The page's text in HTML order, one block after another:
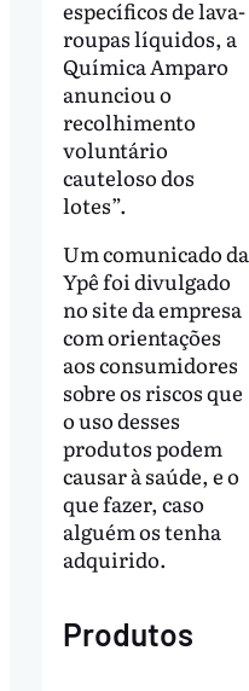
específicos de lava-
roupas líquidos, a
Química Amparo
anunciou o
recolhimento
voluntário
cauteloso dos
lotes”.
Um comunicado da
Ypê foi divulgado
no site da empresa
com orientações
aos consumidores
sobre os riscos que
o uso desses
produtos podem
causar à saúde, e o
que fazer, caso
alguém os tenha
adquirido.
Produtos